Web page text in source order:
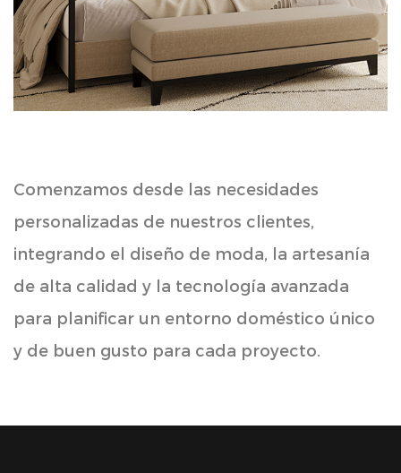
Comenzamos desde las necesidades
personalizadas de nuestros clientes,
integrando el diseño de moda, la artesanía
de alta calidad y la tecnología avanzada
para planificar un entorno doméstico único
y de buen gusto para cada proyecto.